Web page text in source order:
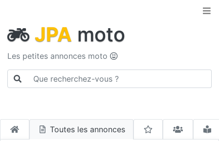
JPA moto
Les petites annonces moto
Toutes les annonces